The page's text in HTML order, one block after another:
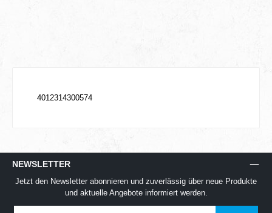
4012314300574
NEWSLETTER
Jetzt den Newsletter abonnieren und zuverlässig über neue Produkte
und aktuelle Angebote informiert werden.